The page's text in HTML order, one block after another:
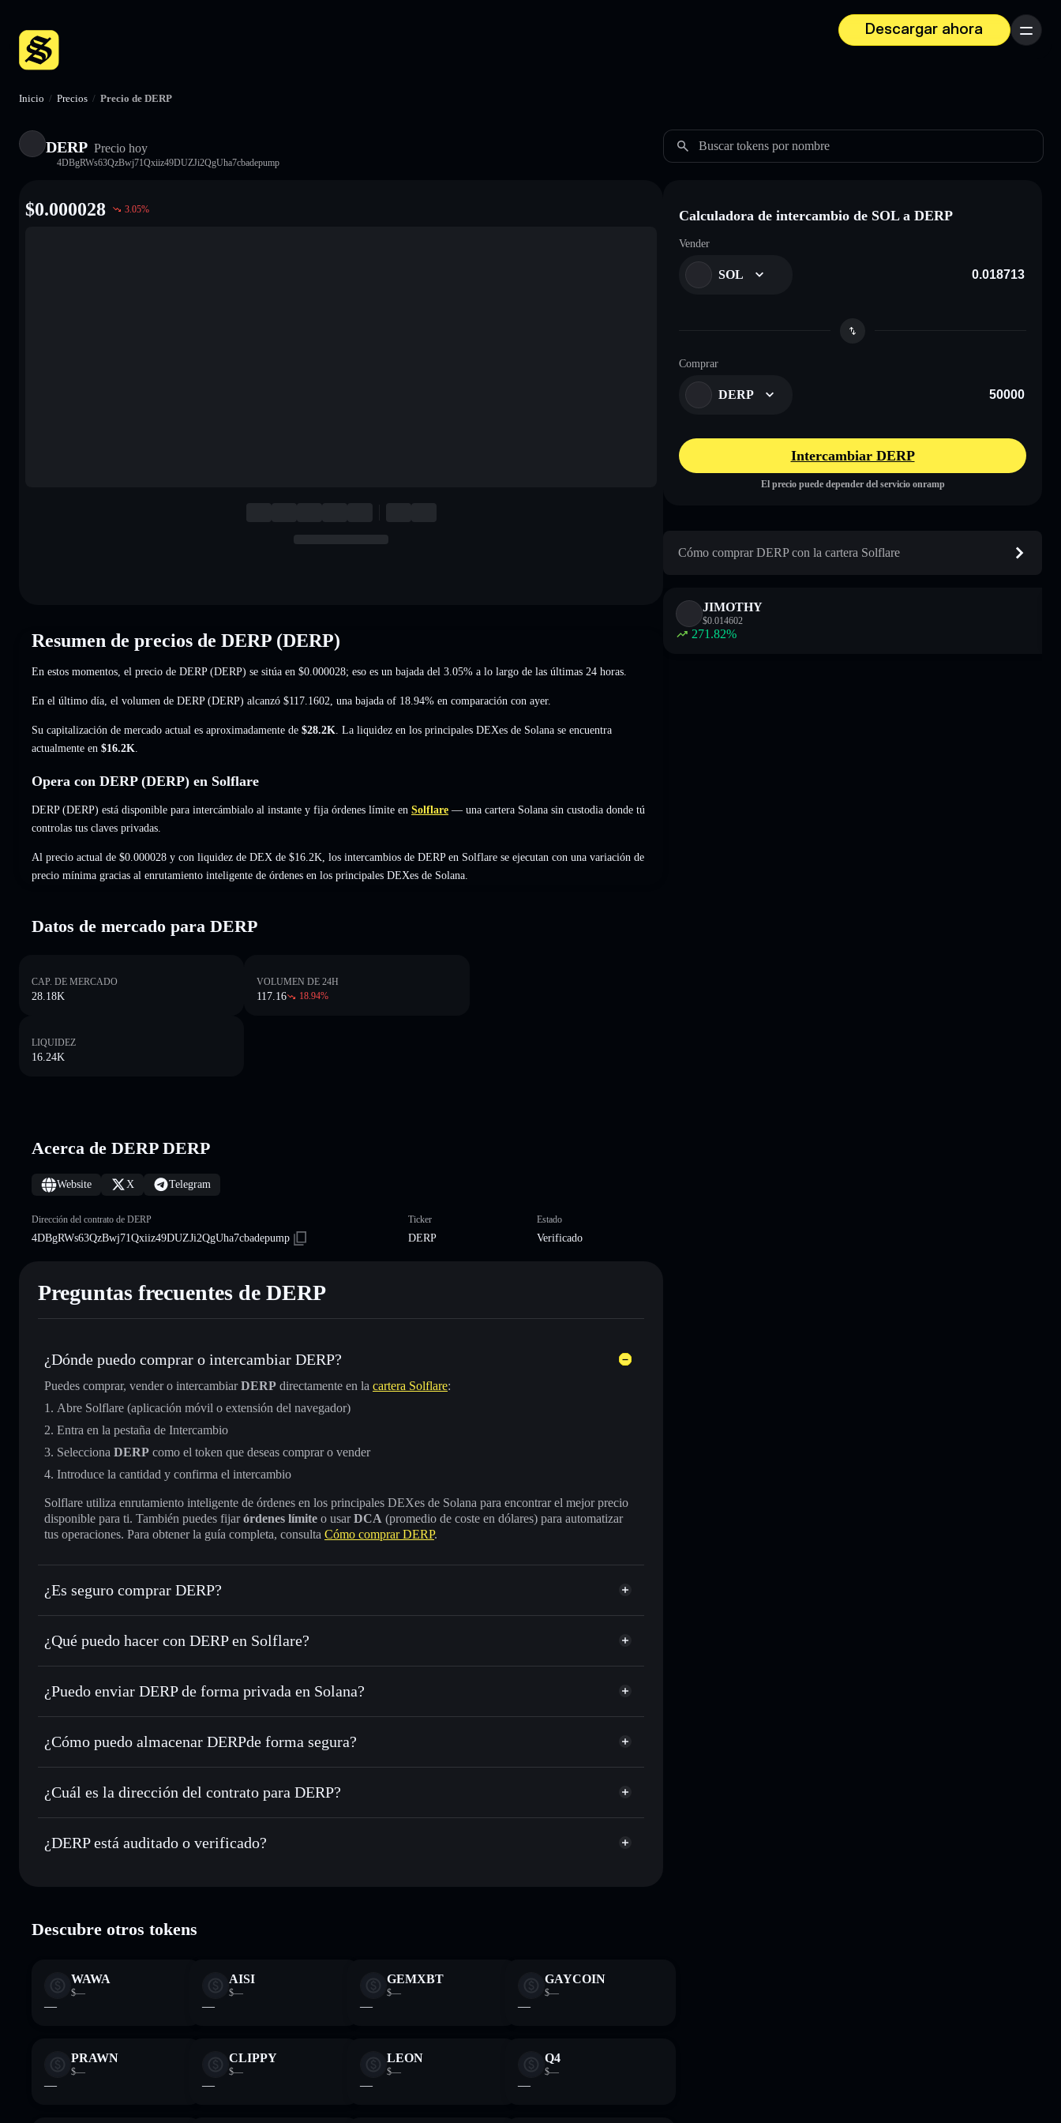
Descargar ahora
Menú
Inicio / Precios / Precio de DERP
DERP Precio hoy
4DBgRWs63QzBwj71Qxiiz49DUZJi2QgUha7cbadepump
Buscar tokens por nombre
$0.000028 3.05%
Resumen de precios de DERP (DERP)
En estos momentos, el precio de DERP (DERP) se sitúa en $0.000028; eso es un bajada del 3.05% a lo largo de las últimas 24 horas.
En el último día, el volumen de DERP (DERP) alcanzó $117.1602 una bajada of 18.94% en comparación con ayer.
Su capitalización de mercado actual es aproximadamente de $28.2K . La liquidez en los principales DEXes de Solana se encuentra
actualmente en $16.2K
Opera con DERP (DERP) en Solflare
DERP (DERP) está disponible para intercámbialo al instante y fija órdenes límite en Solflare — una cartera Solana sin custodia donde tú
controlas tus claves privadas.
Al precio actual de $0.000028 y con liquidez de DEX de $16.2K, los intercambios de DERP en Solflare se ejecutan con una variación de
precio mínima gracias al enrutamiento inteligente de órdenes en los principales DEXes de Solana.
Datos de mercado para DERP
CAP. DE MERCADO
28.18K
VOLUMEN DE 24H
117.16 18.94%
LIQUIDEZ
16.24K
Acerca de DERP DERP
Website X Telegram
Dirección del contrato de DERP
4DBgRWs63QzBwj71Qxiiz49DUZJi2QgUha7cbadepump
Ticker
DERP
Estado
Verificado
Preguntas frecuentes de DERP
¿Dónde puedo comprar o intercambiar DERP?
Puedes comprar, vender o intercambiarDERP directamente en la cartera Solflare:
Abre Solflare (aplicación móvil o extensión del navegador)
Entra en la pestaña de Intercambio
Selecciona DERP como el token que deseas comprar o vender
Introduce la cantidad y confirma el intercambio
Solflare utiliza enrutamiento inteligente de órdenes en los principales DEXes de Solana para encontrar el mejor precio
disponible para ti. También puedes fijarórdenes límite o usarDCA (promedio de coste en dólares) para automatizar
tus operaciones. Para obtener la guía completa, consulta Cómo comprar DERP.
¿Es seguro comprar DERP?
DERP token verificado
¿Qué puedo hacer con DERP en Solflare?
DERP
cartera de Solflare
Intercambiar al instante: operar con DERP para SOL, USDC o miles de otros tokens de Solana con enrutamiento
Utilizar DCA: promedio de coste en dólares en DERP a lo largo del tiempo
Enviar de forma privada: transferir DERP sin vincular públicamente las carteras usando el agregador de privacidad
integrado de Solflare
Holdear de forma segura : almacenar DERP en una cartera sin custodia donde tú controla tus claves privadas
¿Puedo enviar DERP de forma privada en Solana?
cartera de Solflare agregador de privacidad DERP
¿Cómo puedo almacenar DERPde forma segura?
DERP cartera sin custodia Solflare
¿Cuál es la dirección del contrato para DERP?
DERP
4DBgRWs63QzBwj71Qxiiz49DUZJi2QgUha7cbadepump
¿DERP está auditado o verificado?
Descubre otros tokens
WAWA
$—
—
AISI
$—
—
GEMXBT
$—
—
GAYCOIN
$—
—
PRAWN
$—
—
CLIPPY
$—
—
LEON
$—
—
Q4
$—
—
Calculadora de intercambio de SOL a DERP
Vender
SOL
Comprar
DERP
Intercambiar DERP
El precio puede depender del servicio onramp
Cómo comprar DERP con la cartera Solflare
JIMOTHY
$0.014602
271.82%